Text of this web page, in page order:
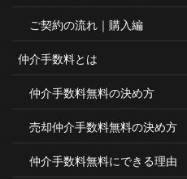
ご契約の流れ｜購入編
仲介手数料とは
仲介手数料無料の決め方
売却仲介手数料無料の決め方
仲介手数料無料にできる理由